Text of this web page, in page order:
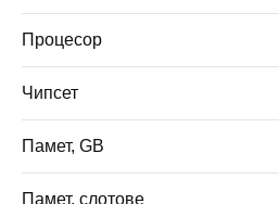
Процесор
Чипсет
Памет, GB
Памет, слотове